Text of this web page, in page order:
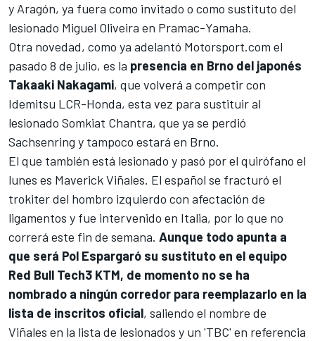
y Aragón, ya fuera como invitado o como sustituto del
lesionado Miguel Oliveira en Pramac-Yamaha.
Otra novedad, como ya adelantó Motorsport.com el
pasado 8 de julio, es la presencia en Brno del japonés
Takaaki Nakagami, que volverá a competir con
Idemitsu LCR-Honda, esta vez para sustituir al
lesionado Somkiat Chantra, que ya se perdió
Sachsenring y tampoco estará en Brno.
El que también está lesionado y pasó por el quirófano el
lunes es Maverick Viñales. El español se fracturó el
trokiter del hombro izquierdo con afectación de
ligamentos y fue intervenido en Italia, por lo que no
correrá este fin de semana. Aunque todo apunta a
que será Pol Espargaró su sustituto en el equipo
Red Bull Tech3 KTM, de momento no se ha
nombrado a ningún corredor para reemplazarlo en la
lista de inscritos oficial, saliendo el nombre de
Viñales en la lista de lesionados y un 'TBC' en referencia